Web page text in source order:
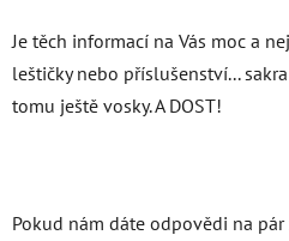
Je těch informací na Vás moc a
leštičky nebo příslušenství...
tomu ještě vosky. A DOST!
Pokud nám dáte odpovědi na